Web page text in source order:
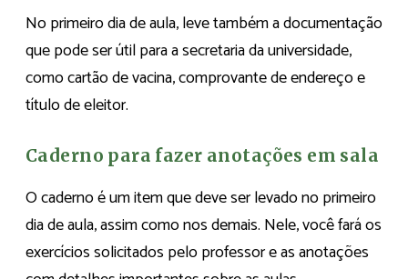
No primeiro dia de aula, leve também a documentação
que pode ser útil para a secretaria da universidade,
como cartão de vacina, comprovante de endereço e
título de eleitor.
Caderno para fazer anotações em sala
O caderno é um item que deve ser levado no primeiro
dia de aula, assim como nos demais. Nele, você fará os
exercícios solicitados pelo professor e as anotações